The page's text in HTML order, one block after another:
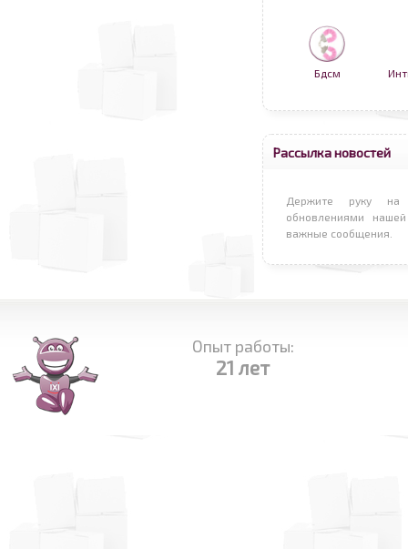
Бдсм
Рассылка новостей
Держите руку на
обновлениями
важные сообщения.
Опыт работы:
21 лет